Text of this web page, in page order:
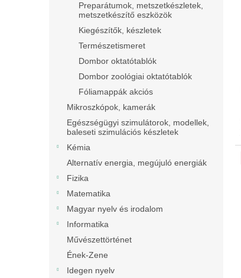
Preparátumok, metszetkészletek,
metszetkészítő eszközök
Kiegészítők, készletek
Természetismeret
Dombor oktatótablók
Dombor zoológiai oktatótablók
Fóliamappák akciós
Mikroszkópok, kamerák
Egészségügyi szimulátorok, modellek,
baleseti szimulációs készletek
Kémia
Alternatív energia, megújuló energiák
Fizika
Matematika
Magyar nyelv és irodalom
Informatika
Művészettörténet
Ének-Zene
Idegen nyelv